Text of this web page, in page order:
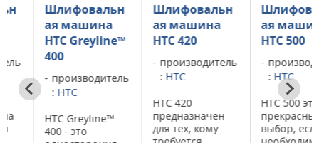
Шлифовальн
ая машина
HTC Greyline™
производитель
: HTC
HTC Greyline™
400 - это
Шлифовальн
ая машина
HTC 420
производитель
HTC
HTC 420
предназначен
для тех, кому
ая машина
HTC 500
HTC
HTC 500 это
прекрасный
выбор, если